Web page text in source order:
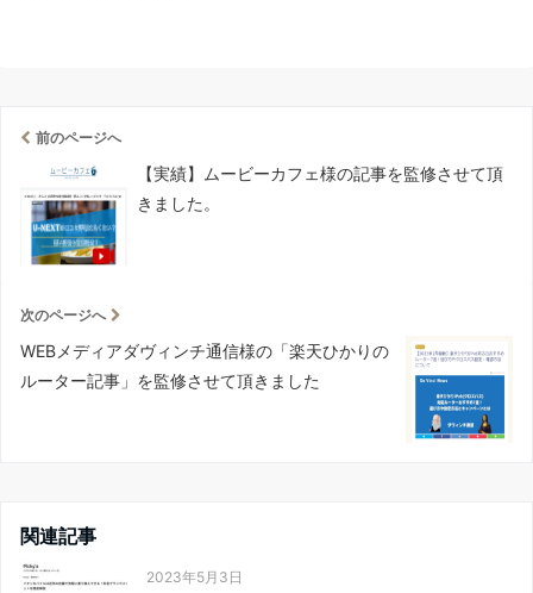
前のページへ
【実績】ムービーカフェ様の記事を監修させて頂
きました。
次のページへ
WEBメディアダヴィンチ通信様の「楽天ひかりの
ルーター記事」を監修させて頂きました
関連記事
2023年5月3日